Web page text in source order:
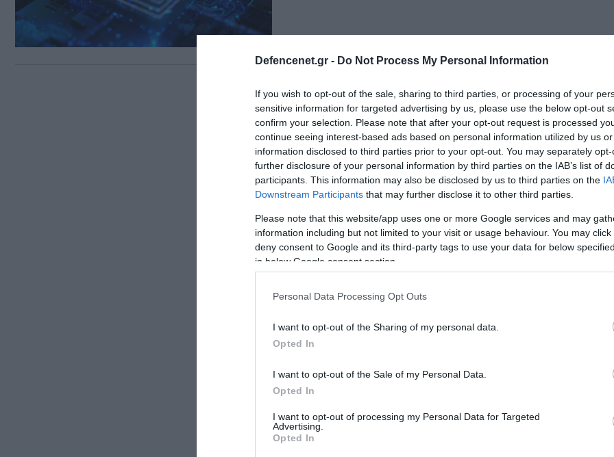
Defencenet.gr - Do Not Process My Personal Information
If you wish to opt-out of the sale, sharing to third parties, or processing of your
sensitive information for targeted advertising by us, please use the below opt-out
confirm your selection. Please note that after your opt-out request is processed
continue seeing interest-based ads based on personal information utilized by us
information disclosed to third parties prior to your opt-out. You may separately
further disclosure of your personal information by third parties on the IAB’s list of
participants. This information may also be disclosed by us to third parties on the
Downstream Participants that may further disclose it to other third parties.
Please note that this website/app uses one or more Google services and may
information including but not limited to your visit or usage behaviour. You may
deny consent to Google and its third-party tags to use your data for below
in below Google consent section.
Personal Data Processing Opt Outs
I want to opt-out of the Sharing of my personal data.
Opted In
I want to opt-out of the Sale of my Personal Data.
Opted In
I want to opt-out of processing my Personal Data for Targeted
Advertising.
Opted In